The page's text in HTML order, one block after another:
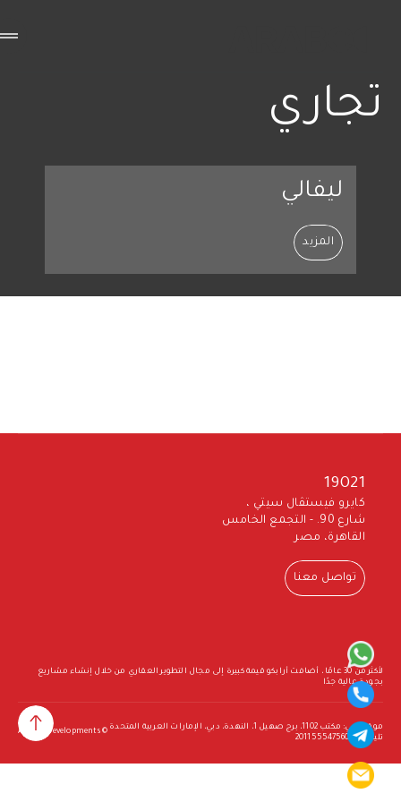
تجاري
ليفالي
المزيد
19021
كايرو فيستڤال سيتي ،
شارع 90. - التجمع الخامس
القاهرة، مصر
تواصل معنا
لأكثر من 30 عامًا ، أضافت أرابكو قيمة كبيرة إلى مجال التطوير العقاري من خلال إنشاء مشاريع
بجودة عالية جدًا
© Arabco Developments
موقع دبي: مكتب 1102، برج صهيل 1، النهدة، دبي، الإمارات العربية المتحدة
تليفون: +201155547560